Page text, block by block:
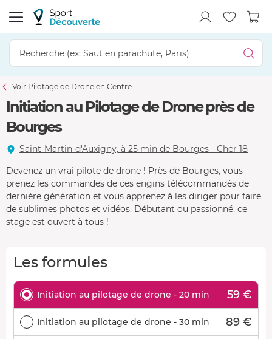
Voir Pilotage de Drone en Centre
Initiation au Pilotage de Drone près de
Bourges
Saint-Martin-d'Auxigny, à 25 min de Bourges - Cher 18
Devenez un vrai pilote de drone ! Près de Bourges, vous
prenez les commandes de ces engins télécommandés de
dernière génération et vous apprenez à les diriger pour faire
de sublimes photos et vidéos. Débutant ou passionné, ce
stage est ouvert à tous !
Les formules
Initiation au pilotage de drone - 20 min 59 €
Initiation au pilotage de drone - 30 min 89 €